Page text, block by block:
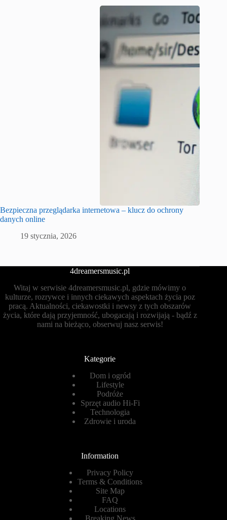
Bezpieczna przeglądarka internetowa – klucz do ochrony
danych online
19 stycznia, 2026
4dreamersmusic.pl
Witaj w serwisie 4dreamersmusic.pl, gdzie mówimy o
kulturze, rozrywce i innych ciekawych aspektach życia poz
pracą. Aktualności, ciekawostki i newsy z tych obszarów
życia, które dają przyjemność, ubogacają i rozwijają - bądź z
nami na bieżąco, obserwuj nasz serwis!
Kategorie
Dom i ogród
Lifestyle
Podróże
Sprzęt audio Hi-Fi
Technologia
Zdrowie i uroda
Information
Privacy Policy
Terms & Conditions
Site Map
FAQ
Locations
Breaking News